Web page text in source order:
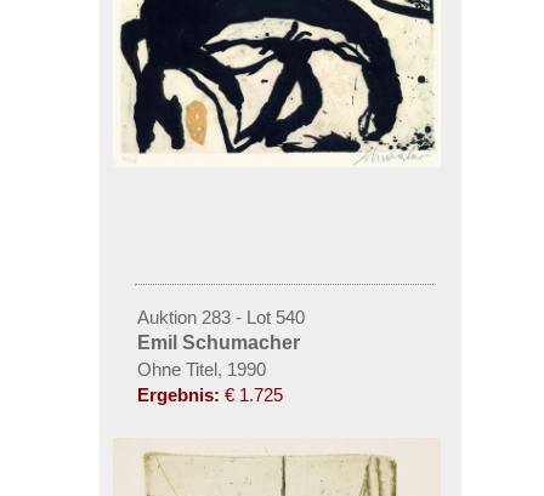
Auktion 283 - Lot 540
Emil Schumacher
Ohne Titel, 1990
Ergebnis: € 1.725